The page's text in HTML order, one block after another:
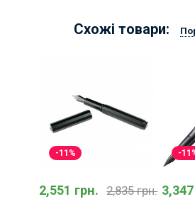
Схожі товари:
-11%
2,551 грн. 2,835 грн.
-